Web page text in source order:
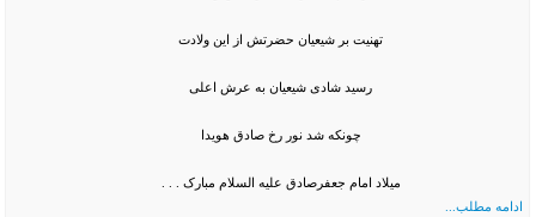
تهنیت بر شیعیان حضرتش از این ولادت
رسید شادى شیعیان به عرش اعلى
چونکه شد نور رخ صادق هویدا
میلاد امام جعفرصادق علیه السلام مبارک . . .
ادامه مطلب...